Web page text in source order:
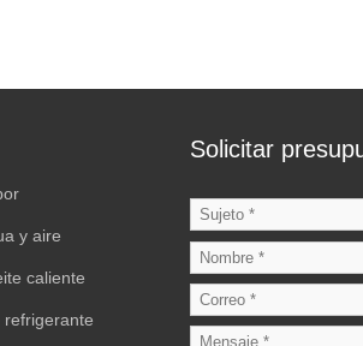
y aire
caliente
refrigerante
Solicitar